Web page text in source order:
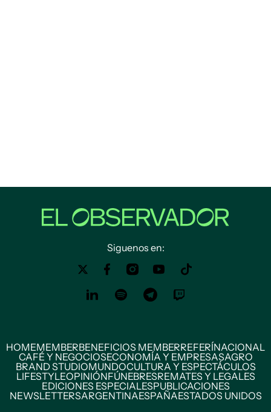
Siguenos en:
HOMEMEMBERBENEFICIOS MEMBERREFERÍNACIONAL
CAFÉ Y NEGOCIOSECONOMÍA Y EMPRESASAGRO
BRAND STUDIOMUNDOCULTURA Y ESPECTÁCULOS
LIFESTYLEOPINIÓNFÚNEBRESREMATES Y LEGALES
EDICIONES ESPECIALESPUBLICACIONES
NEWSLETTERSARGENTINAESPAÑAESTADOS UNIDOS